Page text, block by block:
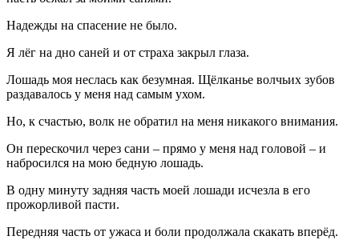
Надежды на спасение не было.
Я лёг на дно саней и от страха закрыл глаза.
Лошадь моя неслась как безумная. Щёлканье волчьих зубов
раздавалось у меня над самым ухом.
Но, к счастью, волк не обратил на меня никакого внимания.
Он перескочил через сани – прямо у меня над головой – и
набросился на мою бедную лошадь.
В одну минуту задняя часть моей лошади исчезла в его
прожорливой пасти.
Передняя часть от ужаса и боли продолжала скакать вперёд.